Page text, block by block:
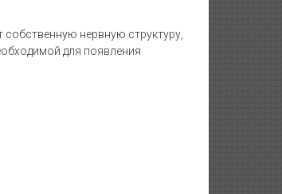
нервную структуру,
для появления